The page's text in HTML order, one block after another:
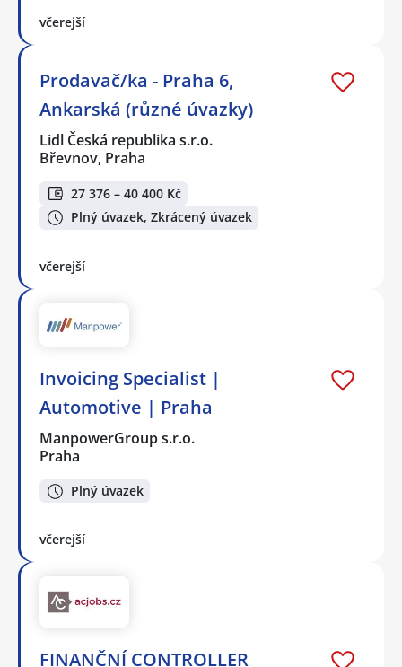
včerejší
Prodavač/ka - Praha 6,
Ankarská (různé úvazky)
Lidl Česká republika s.r.o.
Břevnov, Praha
27 376 – 40 400 Kč
Plný úvazek, Zkrácený úvazek
včerejší
Invoicing Specialist |
Automotive | Praha
ManpowerGroup s.r.o.
Praha
Plný úvazek
včerejší
FINANČNÍ CONTROLLER